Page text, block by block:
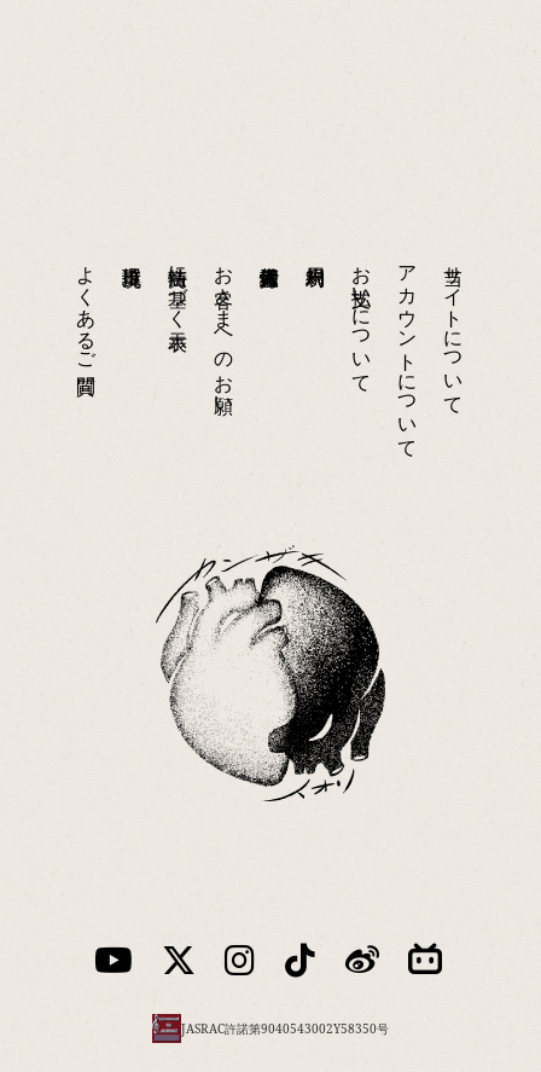
当サイトについて
アカウントについて
お支払いについて
お客さまへのお願い
特商法に基づく表示
よくあるご質問
JASRAC許諾第9040543002Y58350号